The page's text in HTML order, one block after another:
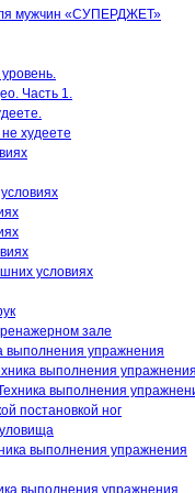
мужчин «СУПЕРДЖЕТ»
Часть 1.
худеете
условиях
зале
выполнения упражнения
выполнения
выполнения
постановкой ног
выполнения упражнения
выполнения упражнения